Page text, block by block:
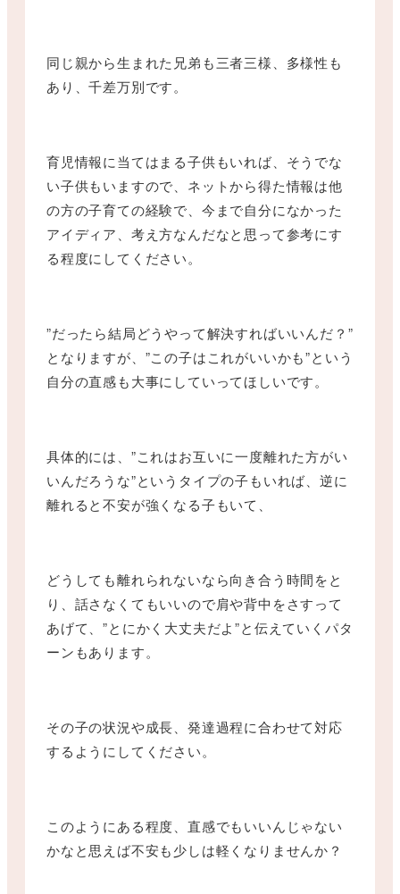
同じ親から生まれた兄弟も三者三様、多様性も
あり、千差万別です。
育児情報に当てはまる子供もいれば、そうでな
い子供もいますので、ネットから得た情報は他
の方の子育ての経験で、今まで自分になかった
アイディア、考え方なんだなと思って参考にす
る程度にしてください。
”だったら結局どうやって解決すればいいんだ？”
となりますが、”この子はこれがいいかも”という
自分の直感も大事にしていってほしいです。
具体的には、”これはお互いに一度離れた方がい
いんだろうな”というタイプの子もいれば、逆に
離れると不安が強くなる子もいて、
どうしても離れられないなら向き合う時間をと
り、話さなくてもいいので肩や背中をさすって
あげて、”とにかく大丈夫だよ”と伝えていくパタ
ーンもあります。
その子の状況や成長、発達過程に合わせて対応
するようにしてください。
このようにある程度、直感でもいいんじゃない
かなと思えば不安も少しは軽くなりませんか？